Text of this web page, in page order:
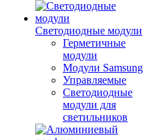
Светодиодные модули
Герметичные
модули
Модули Samsung
Управляемые
Светодиодные
модули для
светильников